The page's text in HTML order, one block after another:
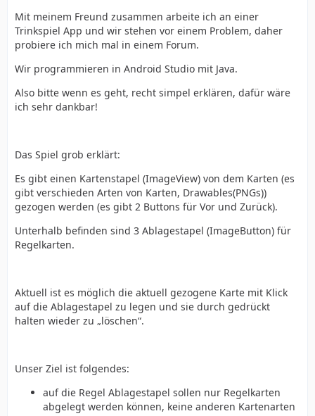
Mit meinem Freund zusammen arbeite ich an einer
Trinkspiel App und wir stehen vor einem Problem, daher
probiere ich mich mal in einem Forum.
Wir programmieren in Android Studio mit Java.
Also bitte wenn es geht, recht simpel erklären, dafür wäre
ich sehr dankbar!
Das Spiel grob erklärt:
Es gibt einen Kartenstapel (ImageView) von dem Karten (es
gibt verschieden Arten von Karten, Drawables(PNGs))
gezogen werden (es gibt 2 Buttons für Vor und Zurück).
Unterhalb befinden sind 3 Ablagestapel (ImageButton) für
Regelkarten.
Aktuell ist es möglich die aktuell gezogene Karte mit Klick
auf die Ablagestapel zu legen und sie durch gedrückt
halten wieder zu „löschen“.
Unser Ziel ist folgendes:
auf die Regel Ablagestapel sollen nur Regelkarten
abgelegt werden können, keine anderen Kartenarten